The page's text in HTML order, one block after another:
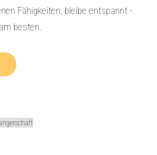
Fähigkeiten, bleibe entspannt -
besten.